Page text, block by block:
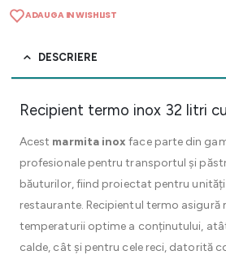
ADAUGA IN WISHLIST
DESCRIERE
Recipient termo inox 32 litri
Acest marmita inox face parte din
profesionale pentru transportul și
băuturilor, fiind proiectat pentru unități
restaurante. Recipientul termo asigură
temperaturii optime a conținutului,
calde, cât și pentru cele reci, datorită